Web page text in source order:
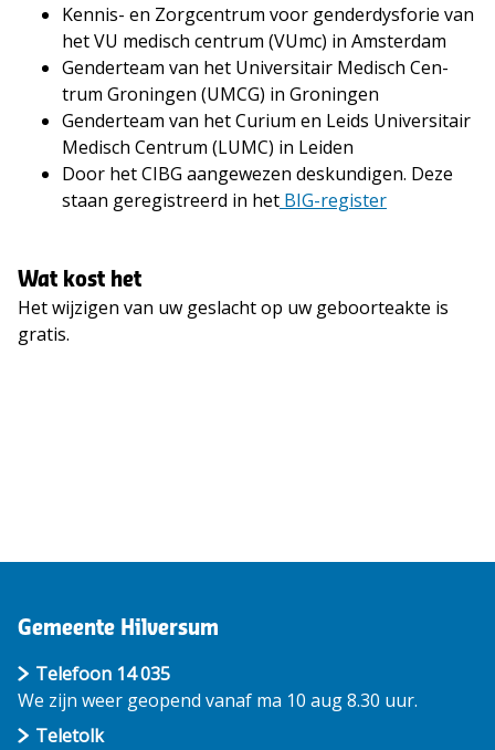
Ken­nis- en Zorg­cen­trum voor gen­der­dy­sfo­rie van
het VU me­disch cen­trum (VUmc) in Amsterdam
Gen­der­team van het Uni­ver­si­tair Me­disch Cen­
trum Gro­nin­gen (UMCG) in Gro­nin­gen
Gen­der­team van het Cu­ri­um en Leids Uni­ver­si­tair
Me­disch Cen­trum (LUMC) in Lei­den
Door het CIBG aangewezen deskundigen. Deze
staan geregistreerd in het BIG-register
Wat kost het
Het wijzigen van uw geslacht op uw geboorteakte is
gratis.
Gemeente Hilversum
Telefoon 14 035
We zijn weer geopend vanaf ma 10 aug 8.30 uur.
Teletolk